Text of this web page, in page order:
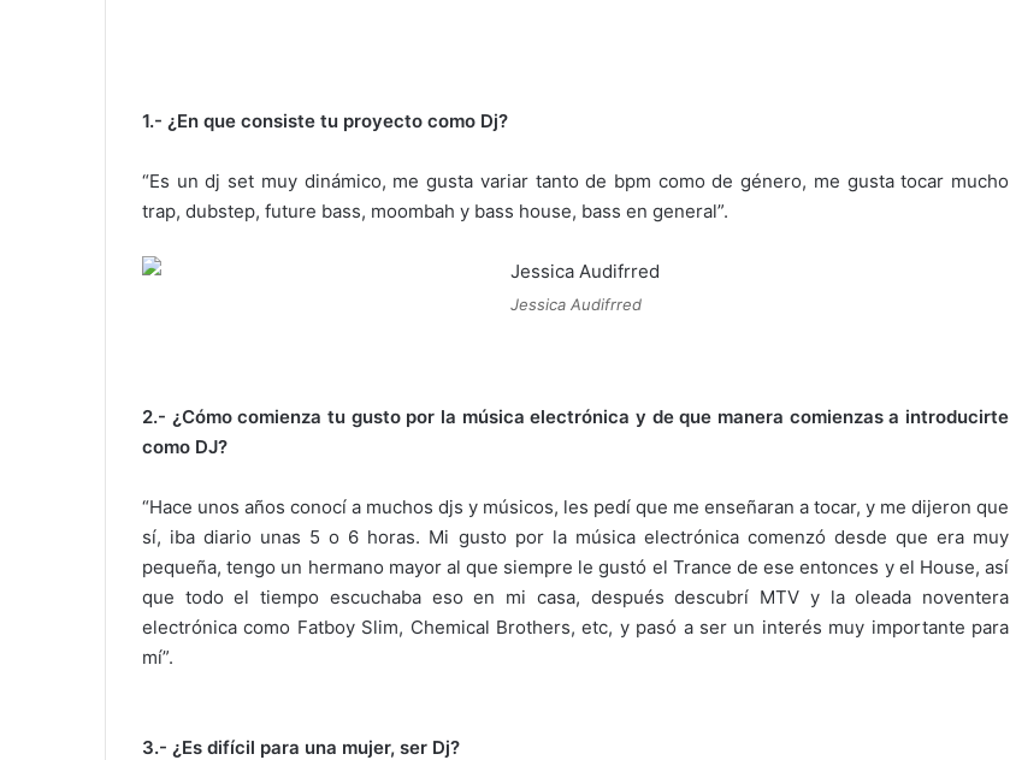
1.- ¿En que consiste tu proyecto como Dj?
“Es un dj set muy dinámico, me gusta variar tanto de bpm como de género, me gusta tocar mucho
trap, dubstep, future bass, moombah y bass house, bass en general”.
Jessica Audifrred
2.- ¿Cómo comienza tu gusto por la música electrónica y de que manera comienzas a introducirte
como DJ?
“Hace unos años conocí a muchos djs y músicos, les pedí que me enseñaran a tocar, y me dijeron que
sí, iba diario unas 5 o 6 horas. Mi gusto por la música electrónica comenzó desde que era muy
pequeña, tengo un hermano mayor al que siempre le gustó el Trance de ese entonces y el House, así
que todo el tiempo escuchaba eso en mi casa, después descubrí MTV y la oleada noventera
electrónica como Fatboy Slim, Chemical Brothers, etc, y pasó a ser un interés muy importante para
mí”.
3.- ¿Es difícil para una mujer, ser Dj?